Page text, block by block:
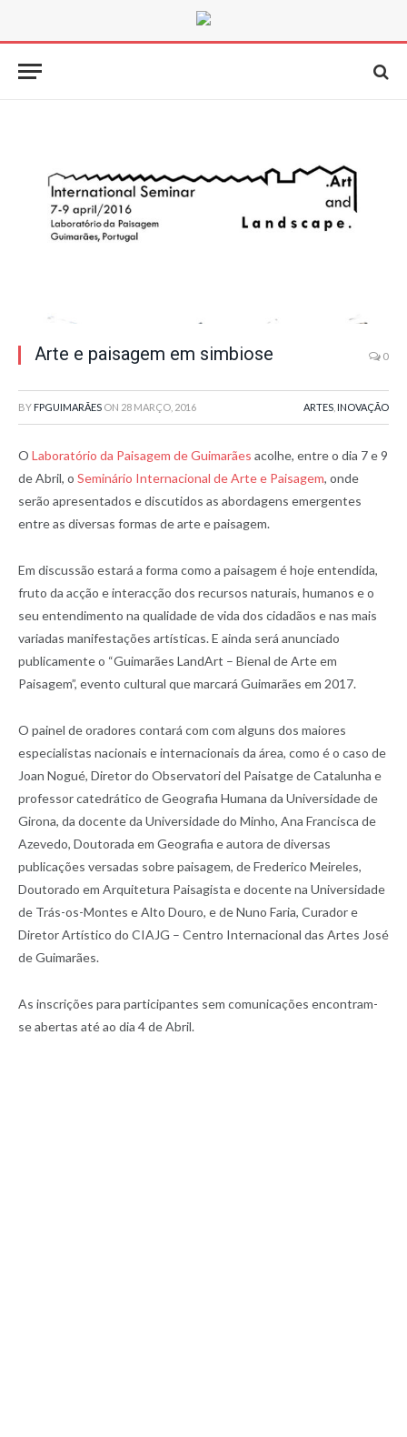
Arte e paisagem em simbiose 0
BY FPGUIMARÃES ON 28 MARÇO, 2016 ARTES INOVAÇÃO
O Laboratório da Paisagem de Guimarães acolhe, entre o dia 7 e 9
de Abril, o Seminário Internacional de Arte e Paisagem, onde
serão apresentados e discutidos as abordagens emergentes
entre as diversas formas de arte e paisagem.
Em discussão estará a forma como a paisagem é hoje entendida,
fruto da acção e interacção dos recursos naturais, humanos e o
seu entendimento na qualidade de vida dos cidadãos e nas mais
variadas manifestações artísticas. E ainda será anunciado
publicamente o “Guimarães LandArt – Bienal de Arte em
Paisagem”, evento cultural que marcará Guimarães em 2017.
O painel de oradores contará com com alguns dos maiores
especialistas nacionais e internacionais da área, como é o caso de
Joan Nogué, Diretor do Observatori del Paisatge de Catalunha e
professor catedrático de Geografia Humana da Universidade de
Girona, da docente da Universidade do Minho, Ana Francisca de
Azevedo, Doutorada em Geografia e autora de diversas
publicações versadas sobre paisagem, de Frederico Meireles,
Doutorado em Arquitetura Paisagista e docente na Universidade
de Trás-os-Montes e Alto Douro, e de Nuno Faria, Curador e
Diretor Artístico do CIAJG – Centro Internacional das Artes José
de Guimarães.
As inscrições para participantes sem comunicações encontram-
se abertas até ao dia 4 de Abril.